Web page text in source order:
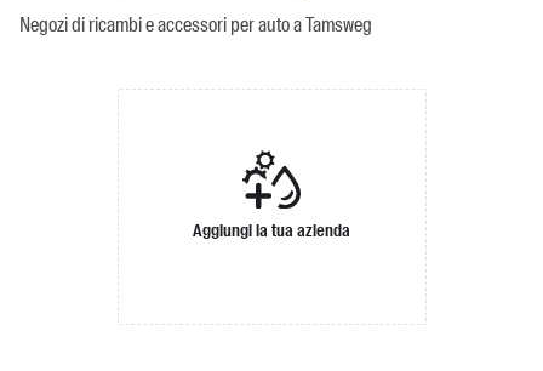
Negozi di ricambi e accessori per auto a Tamsweg
Aggiungi la tua azienda